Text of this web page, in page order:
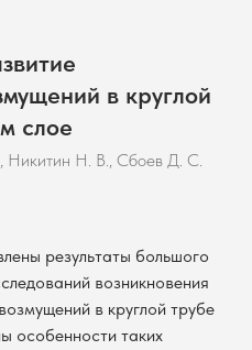
в круглой
слое
Никитин Н. В., Сбоев Д. С.
результаты большого
возникновения
в круглой трубе
особенности таких